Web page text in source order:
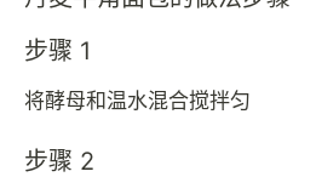
步骤 1
将酵母和温水混合搅拌匀
步骤 2